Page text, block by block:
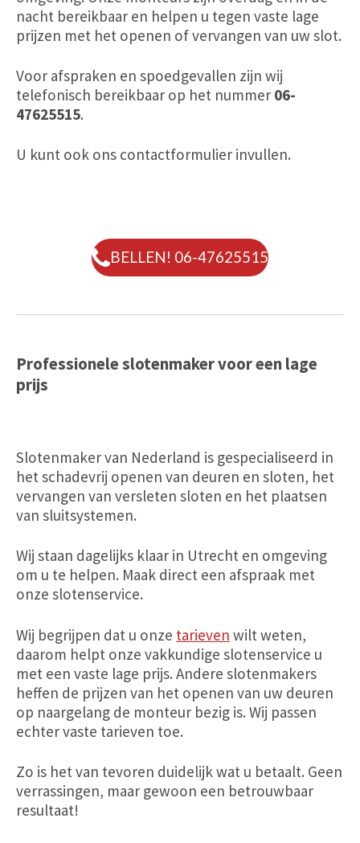
nacht bereikbaar en helpen u tegen vaste lage
prijzen met het openen of vervangen van uw slot.
Voor afspraken en spoedgevallen zijn wij
telefonisch bereikbaar op het nummer 06-
47625515.
U kunt ook ons contactformulier invullen.
BELLEN! 06-47625515
Professionele slotenmaker voor een lage
prijs
Slotenmaker van Nederland is gespecialiseerd in
het schadevrij openen van deuren en sloten, het
vervangen van versleten sloten en het plaatsen
van sluitsystemen.
Wij staan dagelijks klaar in Utrecht en omgeving
om u te helpen. Maak direct een afspraak met
onze slotenservice.
Wij begrijpen dat u onze tarieven wilt weten,
daarom helpt onze vakkundige slotenservice u
met een vaste lage prijs. Andere slotenmakers
heffen de prijzen van het openen van uw deuren
op naargelang de monteur bezig is. Wij passen
echter vaste tarieven toe.
Zo is het van tevoren duidelijk wat u betaalt. Geen
verrassingen, maar gewoon een betrouwbaar
resultaat!